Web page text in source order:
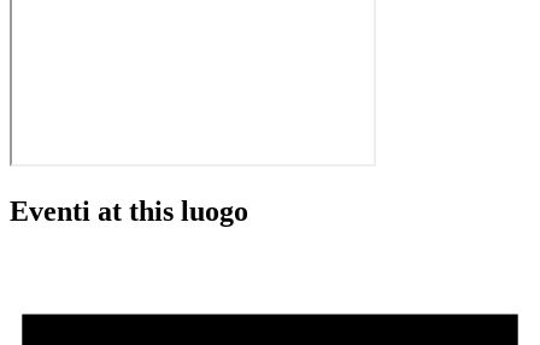
Eventi at this luogo